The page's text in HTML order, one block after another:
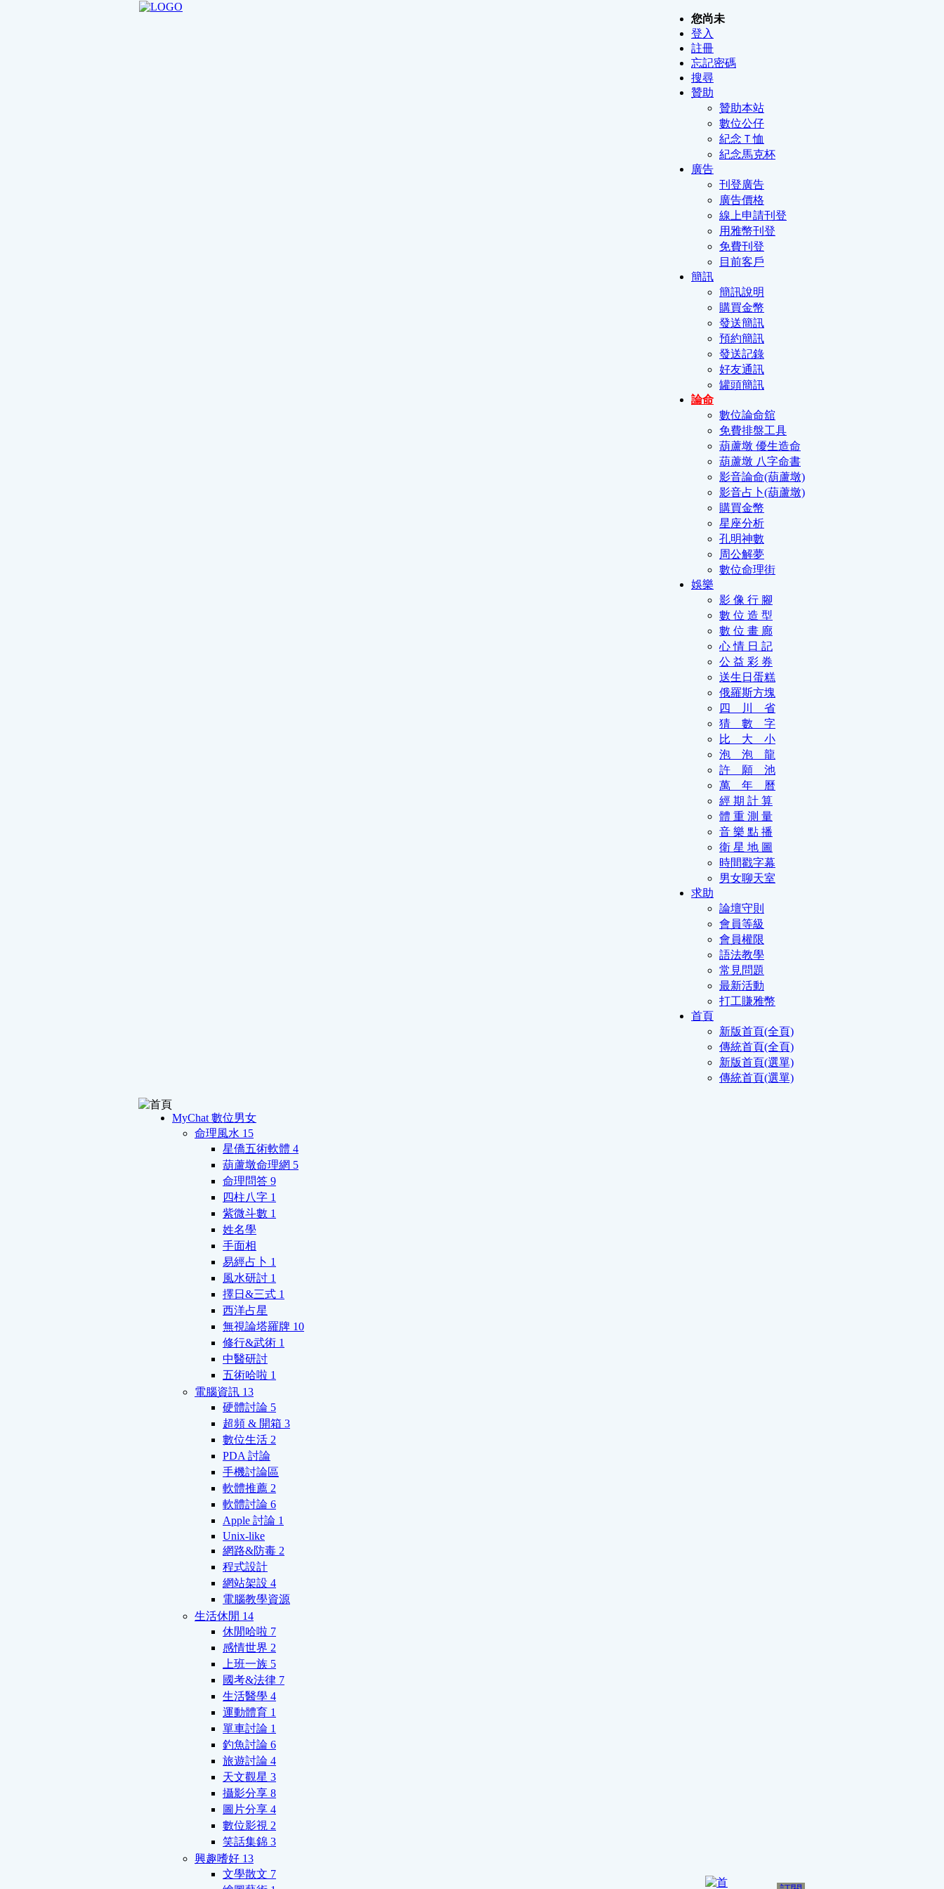
您尚未
登入
註冊
忘記密碼
搜尋
贊助
贊助本站
數位公仔
紀念Ｔ恤
紀念馬克杯
廣告
刊登廣告
廣告價格
線上申請刊登
用雅幣刊登
免費刊登
目前客戶
簡訊
簡訊說明
購買金幣
發送簡訊
預約簡訊
發送記錄
好友通訊
罐頭簡訊
論命
數位論命舘
免費排盤工具
葫蘆墩 優生造命
葫蘆墩 八字命書
影音論命(葫蘆墩)
影音占卜(葫蘆墩)
購買金幣
星座分析
孔明神數
周公解夢
數位命理街
娛樂
影 像 行 腳
數 位 造 型
數 位 畫 廊
心 情 日 記
公 益 彩 券
送生日蛋糕
俄羅斯方塊
四 川 省
猜 數 字
比 大 小
泡 泡 龍
許 願 池
萬 年 曆
經 期 計 算
體 重 測 量
音 樂 點 播
衛 星 地 圖
時間戳字幕
男女聊天室
求助
論壇守則
會員等級
會員權限
語法教學
常見問題
最新活動
打工賺雅幣
首頁
新版首頁(全頁)
傳統首頁(全頁)
新版首頁(選單)
傳統首頁(選單)
MyChat 數位男女
命理風水 15
星僑五術軟體 4
葫蘆墩命理網 5
命理問答 9
四柱八字 1
紫微斗數 1
姓名學
手面相
易經占卜 1
風水研討 1
擇日&三式 1
西洋占星
無視論塔羅牌 10
修行&武術 1
中醫研討
五術哈啦 1
電腦資訊 13
硬體討論 5
超頻 & 開箱 3
數位生活 2
PDA 討論
手機討論區
軟體推薦 2
軟體討論 6
Apple 討論 1
Unix-like
網路&防毒 2
程式設計
網站架設 4
電腦教學資源
生活休閒 14
休閒哈啦 7
感情世界 2
上班一族 5
國考&法律 7
生活醫學 4
運動體育 1
單車討論 1
釣魚討論 6
旅遊討論 4
天文觀星 3
攝影分享 8
圖片分享 4
數位影視 2
笑話集錦 3
興趣嗜好 13
文學散文 7